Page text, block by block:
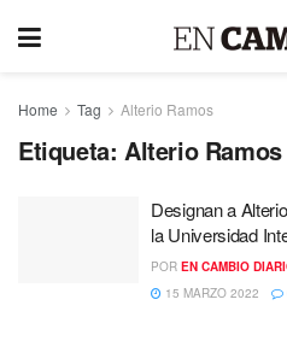
Home Tag Alterio Ramos
Etiqueta: Alterio Ramos
Designan a
la Universidad
POR EN CAMBIO
15 MARZO 2022